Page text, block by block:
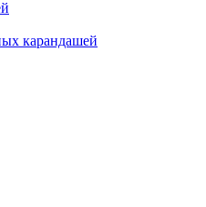
карандашей